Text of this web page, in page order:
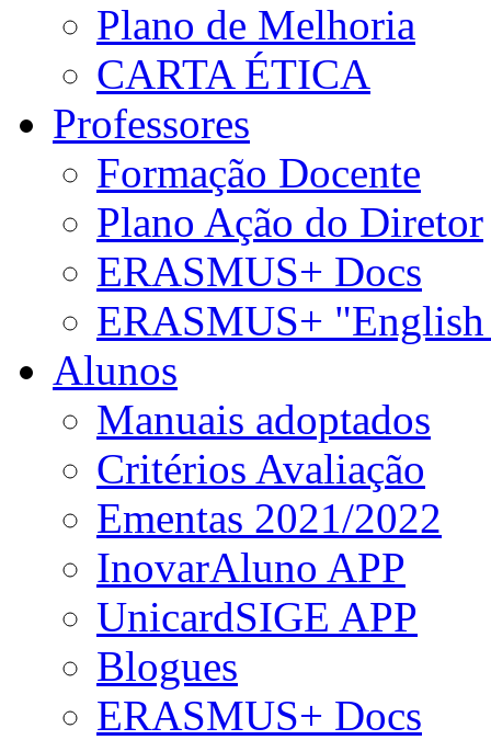
Plano de Melhoria
CARTA ÉTICA
Professores
Formação Docente
Plano Ação do Diretor
ERASMUS+ Docs
ERASMUS+
Alunos
Manuais adoptados
Critérios Avaliação
Ementas 2021/2022
InovarAluno APP
UnicardSIGE APP
Blogues
ERASMUS+ Docs